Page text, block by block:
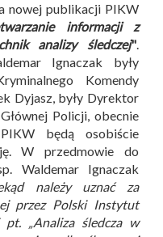
nowej publikacji PIKW
informacji z
analizy śledczej".
Ignaczak były
Komendy
Dyjasz, były Dyrektor
Policji, obecnie
będą osobiście
W przedmowie do
Waldemar Ignaczak
należy uznać za
przez Polski Instytut
„Analiza śledcza w